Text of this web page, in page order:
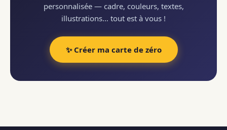
personnalisée — cadre, couleurs, textes,
illustrations… tout est à vous !
✨ Créer ma carte de zéro